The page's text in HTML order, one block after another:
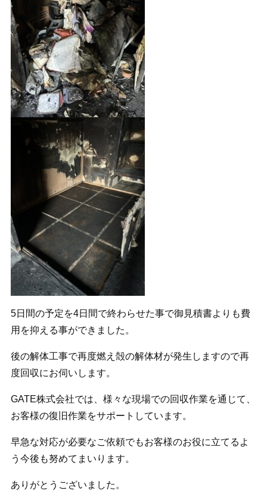
5日間の予定を4日間で終わらせた事で御見積書よりも費
用を抑える事ができました。
後の解体工事で再度燃え殻の解体材が発生しますので再
度回収にお伺いします。
GATE株式会社では、様々な現場での回収作業を通じて、
お客様の復旧作業をサポートしています。
早急な対応が必要なご依頼でもお客様のお役に立てるよ
う今後も努めてまいります。
ありがとうございました。